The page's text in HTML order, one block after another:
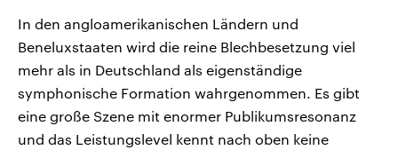
In den angloamerikanischen Ländern und
Beneluxstaaten wird die reine Blechbesetzung viel
mehr als in Deutschland als eigenständige
symphonische Formation wahrgenommen. Es gibt
eine große Szene mit enormer Publikumsresonanz
und das Leistungslevel kennt nach oben keine